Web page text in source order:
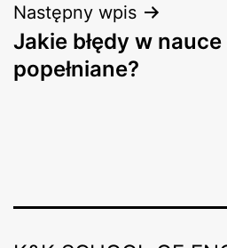
Następny wpis
Jakie błędy w
popełniane?